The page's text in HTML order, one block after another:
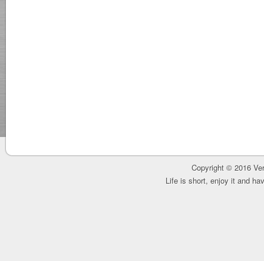
Copyright © 2016
Life is short, enjoy it and